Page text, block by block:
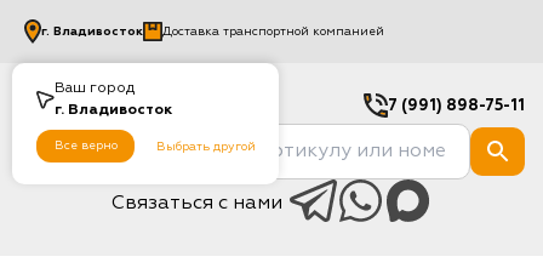
Ваш город
г. Владивосток
Все верно Выбрать другой
г. Владивосток Доставка транспортной компанией
7 (991) 898-75-11
Связаться с нами